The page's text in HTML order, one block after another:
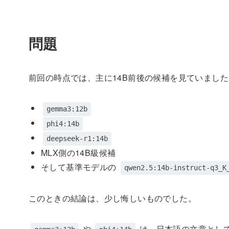
問題
前回の時点では、主に14B前後の候補を見ていました
gemma3:12b
phi4:14b
deepseek-r1:14b
MLX側の14B級候補
そして基準モデルの
qwen2.5:14b-instruct-
このときの結論は、少し悔しいものでした。